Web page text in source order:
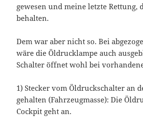
gewesen und meine letzte Rettung,
behalten.
Dem war aber nicht so. Bei
wäre die Öldrucklampe auch
Schalter öffnet wohl bei
1) Stecker vom Öldruckschalter an
gehalten (Fahrzeugmasse): Die
Cockpit geht an.